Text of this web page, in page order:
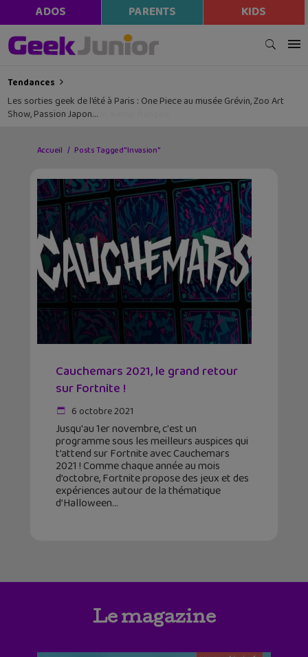
ADOS PARENTS KIDS
Tendances
Les sorties geek de l’été à Paris : One Piece au musée Grévin, Zoo Art
Show, Passion Japon…
Accueil Posts Tagged "Invasion"
Cauchemars 2021, le grand retour
sur Fortnite !
6 octobre 2021
Jusqu'au 1er novembre, c'est un
programme sous les meilleurs auspices qui
t’attend sur Fortnite avec Cauchemars
2021 ! Comme chaque année au mois
d’octobre, Fortnite propose des jeux et des
expériences autour de la thématique
d’Halloween
Le magazine